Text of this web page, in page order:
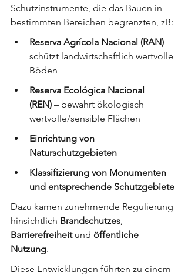
Schutzinstrumente, die das Bauen in
bestimmten Bereichen begrenzten, zB:
Reserva Agrícola Nacional (RAN) –
schützt landwirtschaftlich wertvolle
Böden
Reserva Ecológica Nacional
(REN) – bewahrt ökologisch
wertvolle/sensible Flächen
Einrichtung von
Naturschutzgebieten
Klassifizierung von Monumenten
und entsprechende Schutzgebiete
Dazu kamen zunehmende Regulierung
hinsichtlich Brandschutzes,
Barrierefreiheit und öffentliche
Nutzung.
Diese Entwicklungen führten zu einem